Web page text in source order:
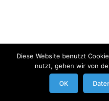
modrowgrafie.de © 2023 |
Businessportraits
Diese Website benutzt
nutzt, gehen wir von
OK